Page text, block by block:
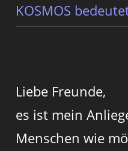
KOSMOS
Liebe Freunde,
es ist mein
Menschen wie